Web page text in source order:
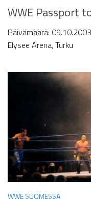
WWE Passport
Päivämäärä: 09.10.2003
Elysee Arena, Turku
WWE SUOMESSA